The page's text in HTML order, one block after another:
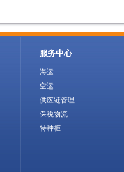
服务中心
海运
空运
供应链管理
保税物流
特种柜